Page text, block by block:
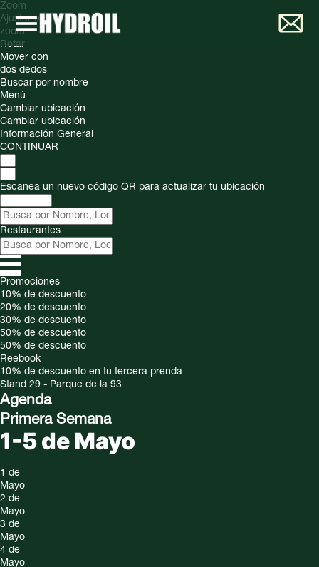
Zoom
Ajustar el
zoom
Rotar
Mover con
dos dedos
Buscar por nombre
Menú
Cambiar ubicación
Cambiar ubicación
Información General
CONTINUAR
Escanea un nuevo código QR para actualizar tu ubicación
Restaurantes
Promociones
10% de descuento
20% de descuento
30% de descuento
50% de descuento
50% de descuento
Reebook
10% de descuento en tu tercera prenda
Stand 29 - Parque de la 93
Agenda
Primera Semana
1-5 de Mayo
1 de
Mayo
2 de
Mayo
3 de
Mayo
4 de
Mayo